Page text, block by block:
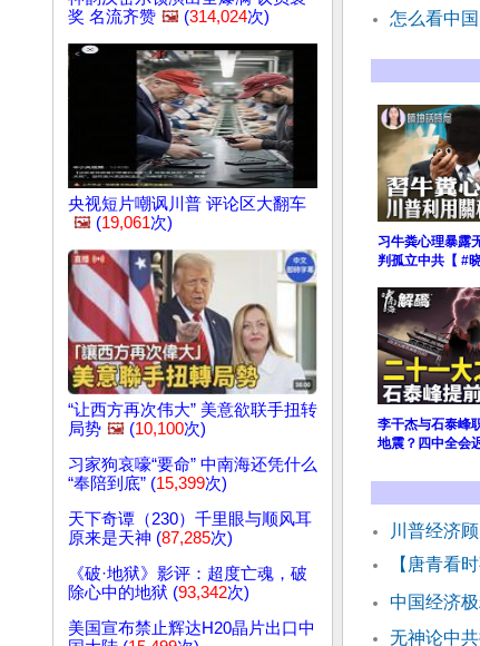
奖 名流齐赞 🖼️ (314,024次)
央视短片嘲讽川普 评论区大翻车
🖼️ (19,061次)
“让西方再次伟大” 美意欲联手扭转
局势 🖼️ (10,100次)
习家狗哀嚎“要命” 中南海还凭什么
“奉陪到底” (15,399次)
天下奇谭（230）千里眼与顺风耳
原来是天神 (87,285次)
《破·地狱》影评：超度亡魂，破
除心中的地狱 (93,342次)
美国宣布禁止辉达H20晶片出口中
怎么看中
习牛粪心理暴露
判孤立中共【 #
李干杰与石泰峰
地震？四中全会
川普经济
【唐青看
中国经济
无神论中